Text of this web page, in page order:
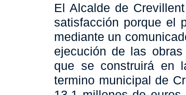
El Alcalde de
satisfacción porque el
mediante un
ejecución de las
que se construirá en
termino municipal de